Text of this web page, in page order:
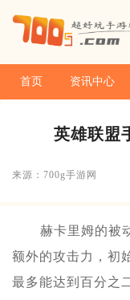
首页 资讯中心
英雄联盟
来源：700g手游网
赫卡里姆的被
额外的攻击力，初
最多能达到百分之